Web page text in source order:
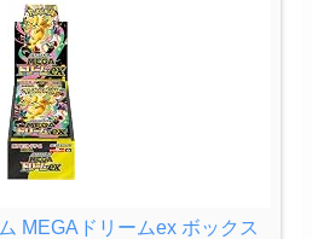
MEGAドリームex ボックス